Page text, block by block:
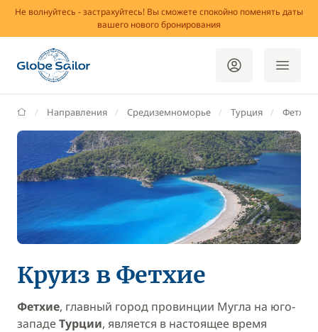
Не волнуйтесь - застрахуйтесь! Вы сможете спокойно поменять даты
вашего нового бронирования
GlobeSailor
Направления Средиземноморье Турция Фетхие
Круиз в Фетхие
Фетхие, главный город провинции Мугла на юго-
западе Турции, является в настоящее время